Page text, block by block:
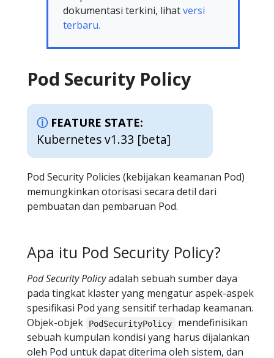
dokumentasi terkini, lihatversi
terbaru.
Pod Security Policy
FEATURE STATE:
Kubernetes v1.33 [beta]
Pod Security Policies (kebijakan keamanan Pod)
memungkinkan otorisasi secara detil dari
pembuatan dan pembaruan Pod.
Apa itu Pod Security Policy?
Pod Security Policyadalah sebuah sumber daya
pada tingkat klaster yang mengatur aspek-aspek
spesifikasi Pod yang sensitif terhadap keamanan.
Objek-objek
PodSecurityPolicy
mendefinisikan
sebuah kumpulan kondisi yang harus dijalankan
oleh Pod untuk dapat diterima oleh sistem, dan